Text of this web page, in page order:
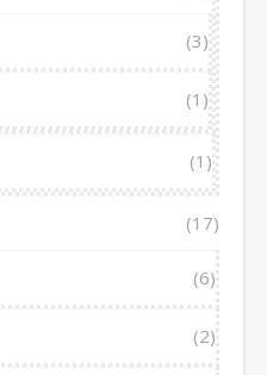
(3)
(1)
(1)
(17)
(6)
(2)